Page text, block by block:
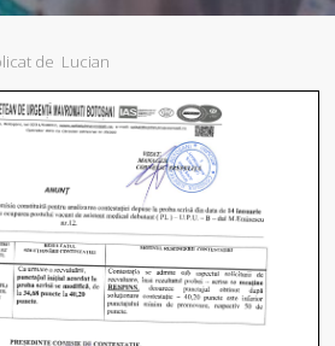
de Lucian